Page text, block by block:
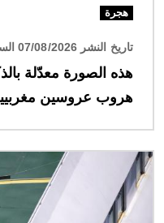
هجرة
تاريخ النشر 07/08/2026 الساعة 11:42
هذه الصورة معدّلة
هروب عروسين
الصورة